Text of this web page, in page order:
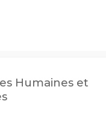
Humaines et